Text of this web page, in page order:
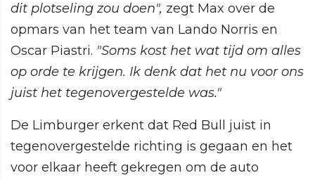
dit plotseling zou doen", zegt Max over de
opmars van het team van Lando Norris en
Oscar Piastri. "Soms kost het wat tijd om alles
op orde te krijgen. Ik denk dat het nu voor ons
juist het tegenovergestelde was."
De Limburger erkent dat Red Bull juist in
tegenovergestelde richting is gegaan en het
voor elkaar heeft gekregen om de auto